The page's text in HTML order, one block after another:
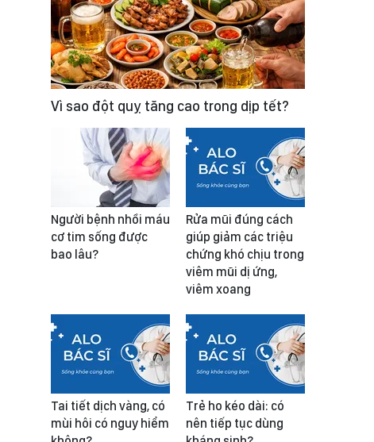
Vì sao đột quỵ tăng cao trong dịp tết?
Người bệnh nhồi máu
cơ tim sống được
bao lâu?
Rửa mũi đúng cách
giúp giảm các triệu
chứng khó chịu trong
viêm mũi dị ứng,
viêm xoang
Tai tiết dịch vàng, có
mùi hôi có nguy hiểm
Trẻ ho kéo dài: có
nên tiếp tục dùng